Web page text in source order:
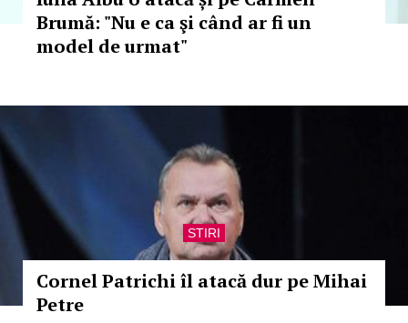
Brumă: "Nu e ca şi când ar fi un
model de urmat"
STIRI
Cornel Patrichi îl atacă dur pe Mihai
Petre